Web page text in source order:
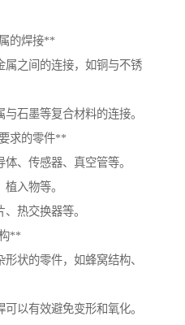
的焊接**
之间的连接，如铜与不锈
石墨等复合材料的连接。
求的零件**
、传感器、真空管等。
入物等。
热交换器等。
**
状的零件，如蜂窝结构、
以有效避免变形和氧化。